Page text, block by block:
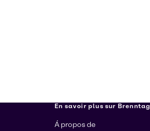
En savoir plus sur Brenntag
Á propos de